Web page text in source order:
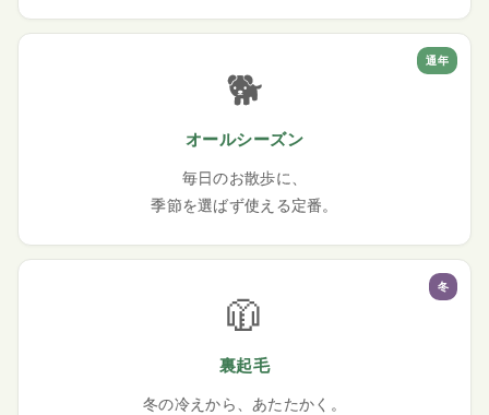
通年
🐕
オールシーズン
毎日のお散歩に、
季節を選ばず使える定番。
冬
🧥
裏起毛
冬の冷えから、あたたかく。